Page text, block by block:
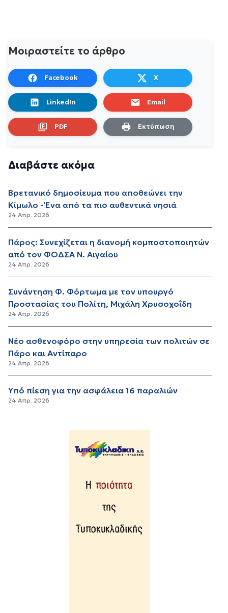
Μοιραστείτε το άρθρο
Facebook X
LinkedIn Email
PDF Εκτύπωση
Διαβάστε ακόμα
Βρετανικό δημοσίευμα που αποθεώνει την
Κίμωλο - Ένα από τα πιο αυθεντικά νησιά
24 Απρ. 2026
Πάρος: Συνεχίζεται η διανομή κομποστοποιητών
από τον ΦΟΔΣΑ Ν. Αιγαίου
24 Απρ. 2026
Συνάντηση Φ. Φόρτωμα με τον υπουργό
Προστασίας του Πολίτη, Μιχάλη Χρυσοχοΐδη
24 Απρ. 2026
Νέο ασθενοφόρο στην υπηρεσία των πολιτών σε
Πάρο και Αντίπαρο
24 Απρ. 2026
Υπό πίεση για την ασφάλεια 16 παραλιών
24 Απρ. 2026